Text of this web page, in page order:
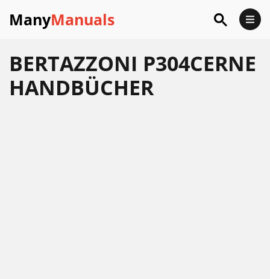
ManyManuals
BERTAZZONI P304CERNE
HANDBÜCHER